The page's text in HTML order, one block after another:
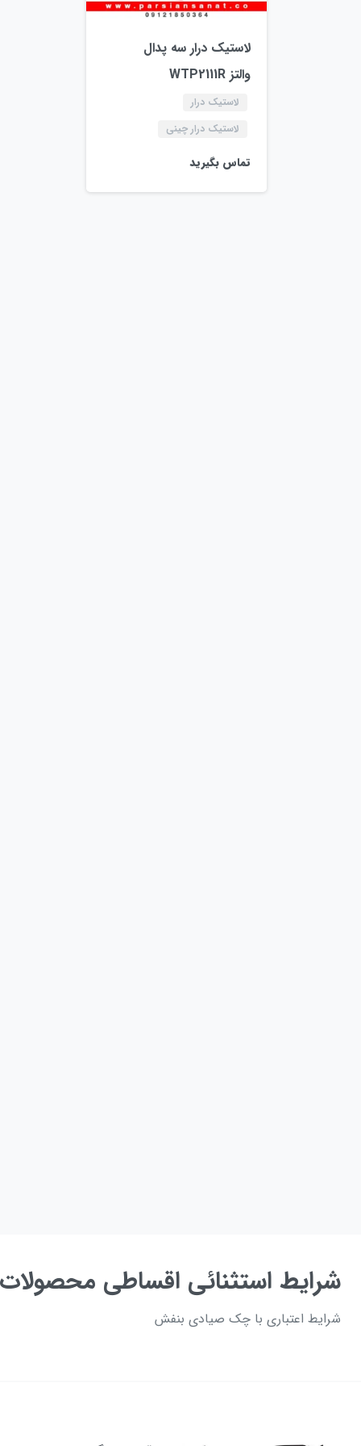
لاستیک درار سه پدال
والتز WTP2111R
لاستیک درار
لاستیک درار چینی
تماس بگیرید
شرایط استثنائی اقساطی
شرایط اعتباری با چک صیادی بنفش